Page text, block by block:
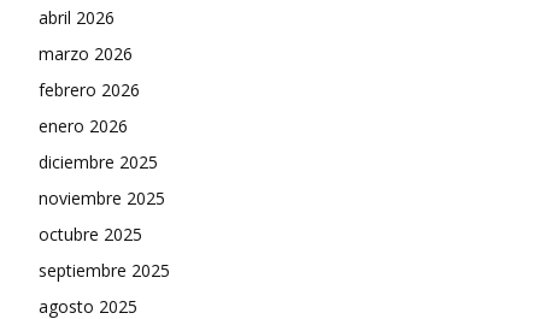
abril 2026
marzo 2026
febrero 2026
enero 2026
diciembre 2025
noviembre 2025
octubre 2025
septiembre 2025
agosto 2025